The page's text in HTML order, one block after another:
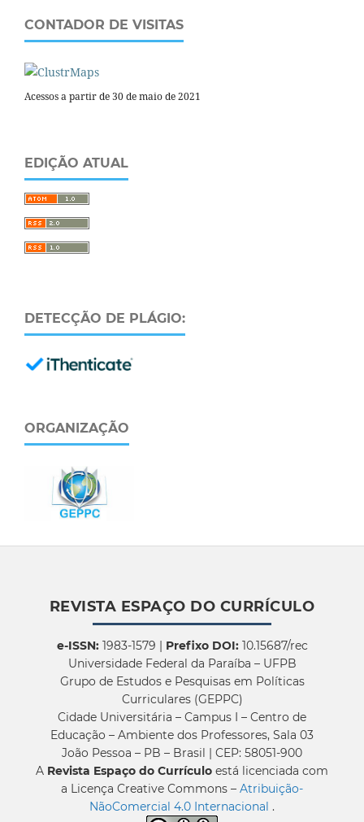
CONTADOR DE VISITAS
Acessos a partir de 30 de maio de 2021
EDIÇÃO ATUAL
DETECÇÃO DE PLÁGIO:
ORGANIZAÇÃO
REVISTA ESPAÇO DO CURRÍCULO
e-ISSN:1983-1579 | Prefixo DOI:10.15687/rec
Universidade Federal da Paraíba – UFPB
Grupo de Estudos e Pesquisas em Políticas
Curriculares (GEPPC)
Cidade Universitária – Campus I – Centro de
Educação – Ambiente dos Professores, Sala 03
João Pessoa – PB – Brasil | CEP: 58051-900
A Revista Espaço do Currículo está licenciada com
a Licença Creative Commons – Atribuição-
NãoComercial 4.0 Internacional .